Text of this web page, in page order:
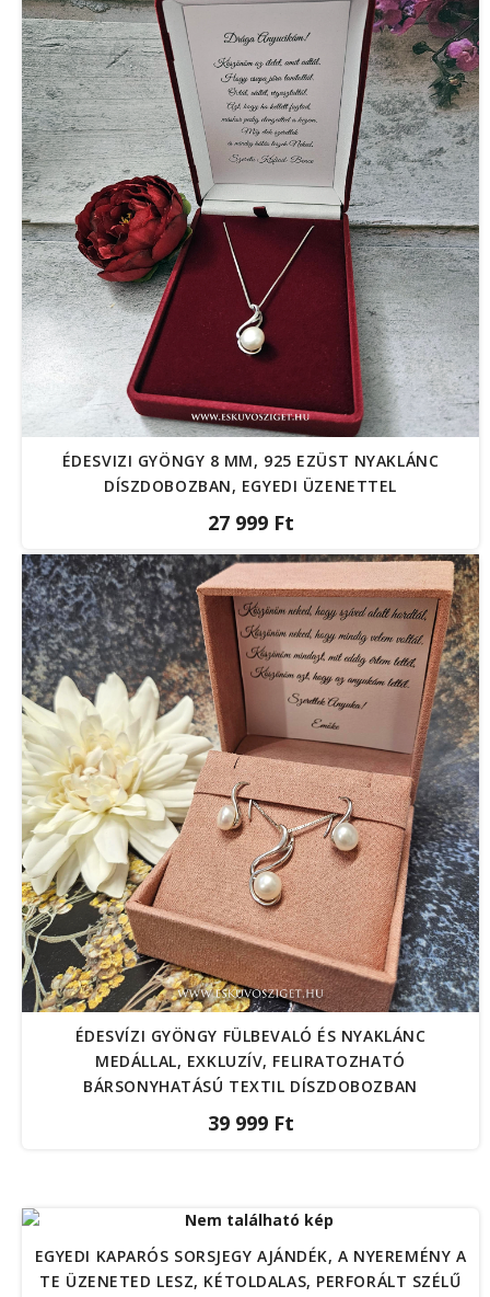
ÉDESVIZI GYÖNGY 8 MM, 925 EZÜST NYAKLÁNC
DÍSZDOBOZBAN, EGYEDI ÜZENETTEL
27 999 Ft
ÉDESVÍZI GYÖNGY FÜLBEVALÓ ÉS NYAKLÁNC
MEDÁLLAL, EXKLUZÍV, FELIRATOZHATÓ
BÁRSONYHATÁSÚ TEXTIL DÍSZDOBOZBAN
39 999 Ft
EGYEDI KAPARÓS SORSJEGY AJÁNDÉK, A NYEREMÉNY A
TE ÜZENETED LESZ, KÉTOLDALAS, PERFORÁLT SZÉLŰ